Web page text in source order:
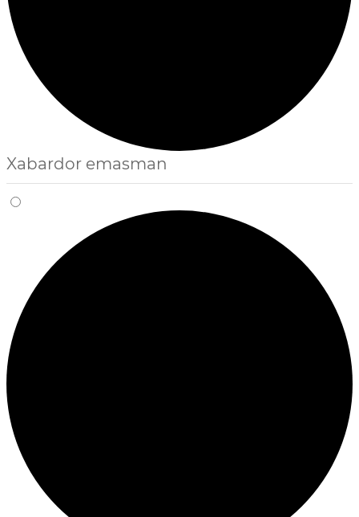
Xabardor emasman